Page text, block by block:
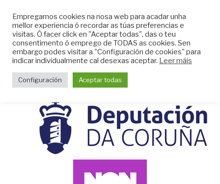
content
CLUB DO MAR DE
MUGARDOS
Web do Club do Mar de Mugardos
Empregamos cookies na nosa web para acadar unha
mellor experiencia ó recordar as túas preferencias e
visitas. Ó facer click en "Aceptar todas", das o teu
consentimento ó emprego de TODAS as cookies. Sen
embargo podes visitar a "Configuración de cookies" para
indicar individualmente cal desexas aceptar. Leer máis
Configuración Aceptar todas